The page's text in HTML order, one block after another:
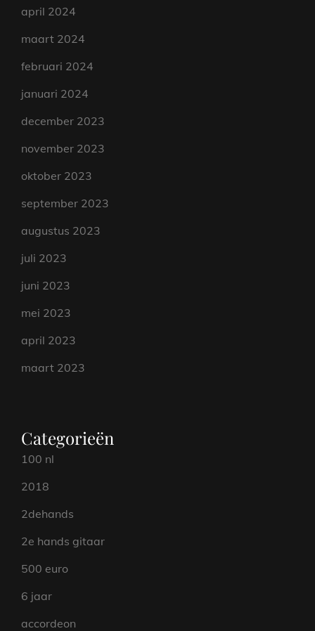
april 2024
maart 2024
februari 2024
januari 2024
december 2023
november 2023
oktober 2023
september 2023
augustus 2023
juli 2023
juni 2023
mei 2023
april 2023
maart 2023
Categorieën
100 nl
2018
2dehands
2e hands gitaar
500 euro
6 jaar
accordeon